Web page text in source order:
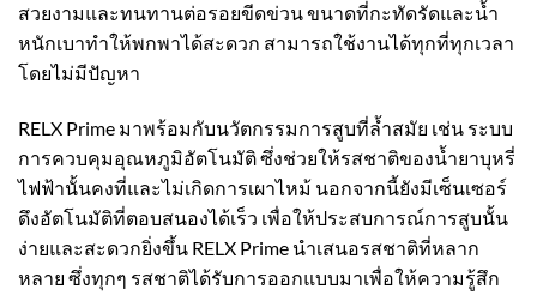
สวยงามและทนทานต่อรอยขีดข่วน ขนาดที่กะทัดรัดและน้ำ
หนักเบาทำให้พกพาได้สะดวก สามารถใช้งานได้ทุกที่ทุกเวลา
โดยไม่มีปัญหา
RELX Prime มาพร้อมกับนวัตกรรมการสูบที่ล้ำสมัย เช่น ระบบ
การควบคุมอุณหภูมิอัตโนมัติ ซึ่งช่วยให้รสชาติของน้ำยาบุหรี่
ไฟฟ้านั้นคงที่และไม่เกิดการเผาไหม้ นอกจากนี้ยังมีเซ็นเซอร์
ดึงอัตโนมัติที่ตอบสนองได้เร็ว เพื่อให้ประสบการณ์การสูบนั้น
ง่ายและสะดวกยิ่งขึ้น RELX Prime นำเสนอรสชาติที่หลาก
หลาย ซึ่งทุกๆ รสชาติได้รับการออกแบบมาเพื่อให้ความรู้สึก